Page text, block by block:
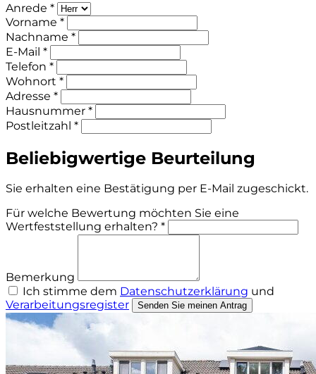
Anrede *
Vorname *
Nachname *
E-Mail *
Telefon *
Wohnort *
Adresse *
Hausnummer *
Postleitzahl *
Beliebigwertige Beurteilung
Sie erhalten eine Bestätigung per E-Mail zugeschickt.
Für welche Bewertung möchten Sie eine
Wertfeststellung erhalten? *
Bemerkung
Ich stimme dem Datenschutzerklärung und
Verarbeitungsregister
Senden Sie meinen Antrag